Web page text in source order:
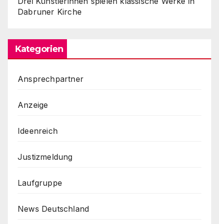
Dabruner Kirche
Kategorien
Ansprechpartner
Anzeige
Ideenreich
Justizmeldung
Laufgruppe
News Deutschland